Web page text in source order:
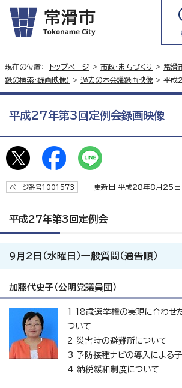
現在の位置： トップページ > 市政・まちづくり > 常滑
録の検索・録画映像） > 過去の本会議録画映像 > 平成
平成27年第3回定例会録画映像
ページ番号1001573 更新日 平成28年8月25日
平成27年第3回定例会
9月2日（水曜日）一般質問（通告順）
加藤代史子（公明党議員団）
1 18歳選挙権の実現に合わせ
ついて
2 災害時の避難所について
3 予防接種ナビの導入による
4 納税緩和制度について